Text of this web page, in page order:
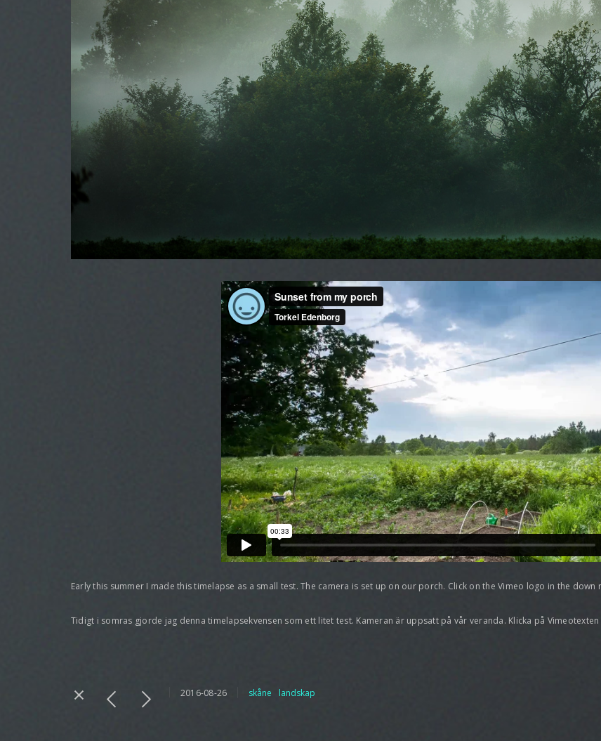
Early this summer I made this timelapse as a small test. The camera is set up on our porch. Click on the Vimeo logo in the
Tidigt i somras gjorde jag denna timelapsekvensen som ett litet test. Kameran är uppsatt på vår veranda. Klicka på
2016-08-26 skåne landskap